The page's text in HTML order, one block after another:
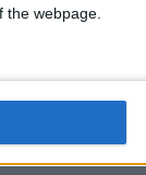
webpage.